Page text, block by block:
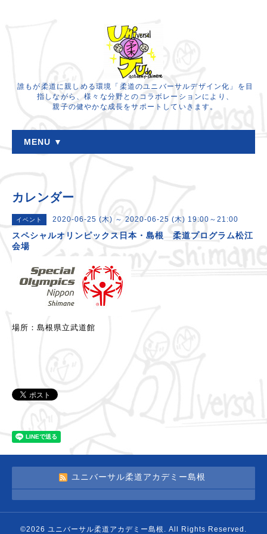
誰もが柔道に親しめる環境「柔道のユニバーサルデザイン化」を目
指しながら、様々な分野とのコラボレーションにより、
親子の健やかな成長をサポートしていきます。
MENU ▼
カレンダー
イベント 2020-06-25 (木) ～ 2020-06-25 (木) 19:00～21:00
スペシャルオリンピックス日本・島根 柔道プログラム松江
会場
場所：島根県立武道館
ユニバーサル柔道アカデミー島根
©2026 ユニバーサル柔道アカデミー島根 . All Rights Reserved.